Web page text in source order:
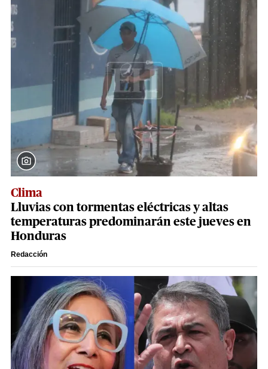
Clima
Lluvias con tormentas eléctricas y altas
temperaturas predominarán este jueves en
Honduras
Redacción